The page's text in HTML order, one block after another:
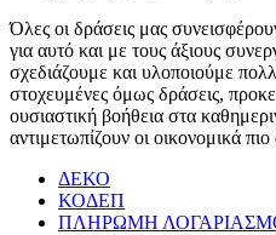
Όλες οι δράσεις μας
για αυτό και με τους άξιους
σχεδιάζουμε και υλοποιούμε
στοχευμένες όμως δράσεις,
ουσιαστική βοήθεια στα
αντιμετωπίζουν οι οικονομικά
ΔΕΚΟ
ΚΟΔΕΠ
ΠΛΗΡΩΜΗ